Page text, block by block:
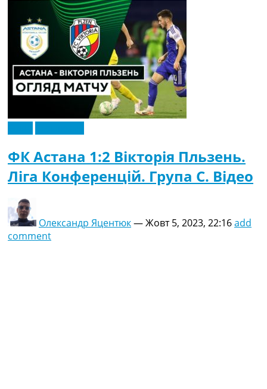
ФК Астана 1:2 Вікторія Пльзень.
Ліга Конференцій. Група C. Відео
Олександр Яцентюк—Жовт 5, 2023, 22:16add
comment